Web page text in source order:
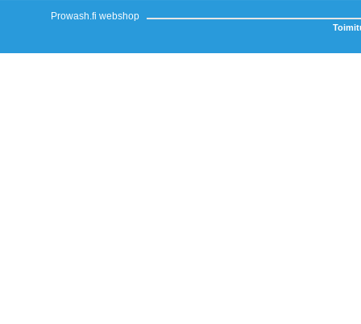
Prowash.fi webshop